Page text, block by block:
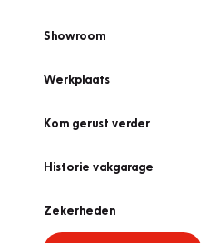
Showroom
Werkplaats
Kom gerust verder
Historie vakgarage
Zekerheden